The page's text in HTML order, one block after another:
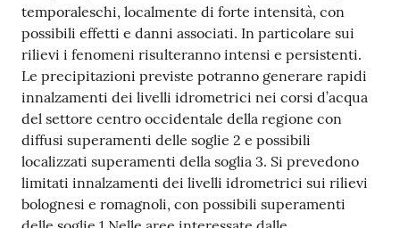
temporaleschi, localmente di forte intensità, con
possibili effetti e danni associati. In particolare sui
rilievi i fenomeni risulteranno intensi e persistenti.
Le precipitazioni previste potranno generare rapidi
innalzamenti dei livelli idrometrici nei corsi d’acqua
del settore centro occidentale della regione con
diffusi superamenti delle soglie 2 e possibili
localizzati superamenti della soglia 3. Si prevedono
limitati innalzamenti dei livelli idrometrici sui rilievi
bolognesi e romagnoli, con possibili superamenti